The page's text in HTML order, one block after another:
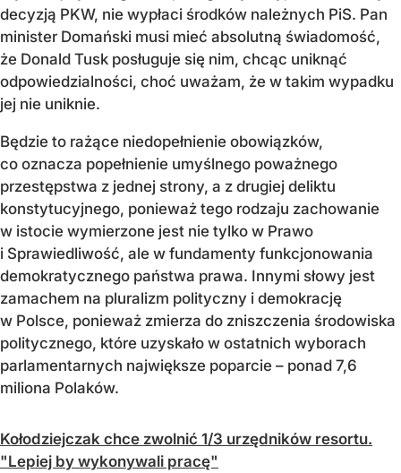
decyzją PKW, nie wypłaci środków należnych PiS. Pan
minister Domański musi mieć absolutną świadomość,
że Donald Tusk posługuje się nim, chcąc uniknąć
odpowiedzialności, choć uważam, że w takim wypadku
jej nie uniknie.
Będzie to rażące niedopełnienie obowiązków,
co oznacza popełnienie umyślnego poważnego
przestępstwa z jednej strony, a z drugiej deliktu
konstytucyjnego, ponieważ tego rodzaju zachowanie
w istocie wymierzone jest nie tylko w Prawo
i Sprawiedliwość, ale w fundamenty funkcjonowania
demokratycznego państwa prawa. Innymi słowy jest
zamachem na pluralizm polityczny i demokrację
w Polsce, ponieważ zmierza do zniszczenia środowiska
politycznego, które uzyskało w ostatnich wyborach
parlamentarnych największe poparcie – ponad 7,6
miliona Polaków.
Kołodziejczak chce zwolnić 1/3 urzędników resortu.
"Lepiej by wykonywali pracę"